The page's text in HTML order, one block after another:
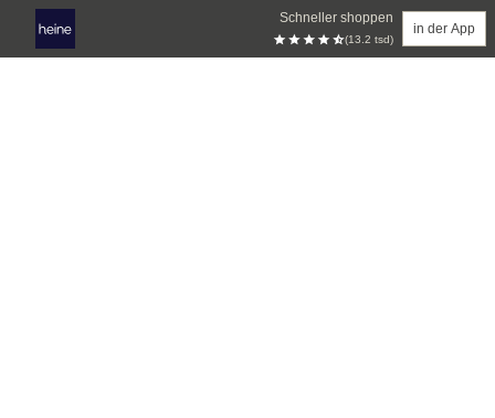
Schneller shoppen
(13.2 tsd)
in der App